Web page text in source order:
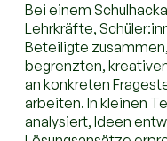
Bei einem
Lehrkräfte,
Beteiligte
begrenzten,
an konkreten
arbeiten. In kleinen
analysiert, Ideen